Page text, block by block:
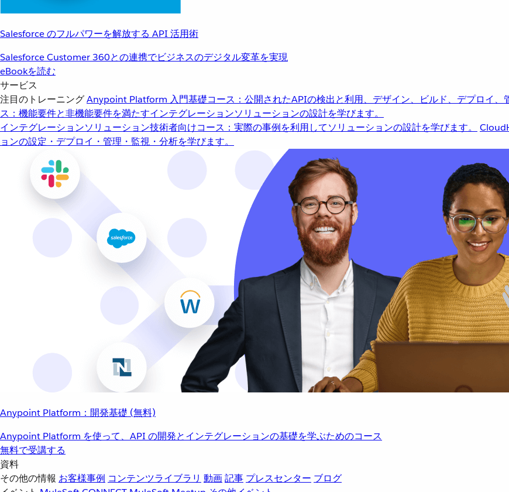
Salesforce のフルパワーを解放する API 活用術
Salesforce Customer 360との連携でビジネスのデジタル変革を実現
eBookを読む
サービス
注目のトレーニングAnypoint Platform 入門基礎コース：公開されたAPIの検出と利用、デザイン、ビルド、デプロイ、
ス：機能要件と非機能要件を満たすインテグレーションソリューションの設計を学びます。
インテグレーションソリューション技術者向けコース：実際の事例を利用してソリューションの設計を学びます。
ョンの設定・デプロイ・管理・監視・分析を学びます。
Anypoint Platform：開発基礎 (無料)
Anypoint Platform を使って、API の開発とインテグレーションの基礎を学ぶためのコース
無料で受講する
資料
その他の情報 お客様事例 コンテンツライブラリ 動画記事 プレスセンター ブログ